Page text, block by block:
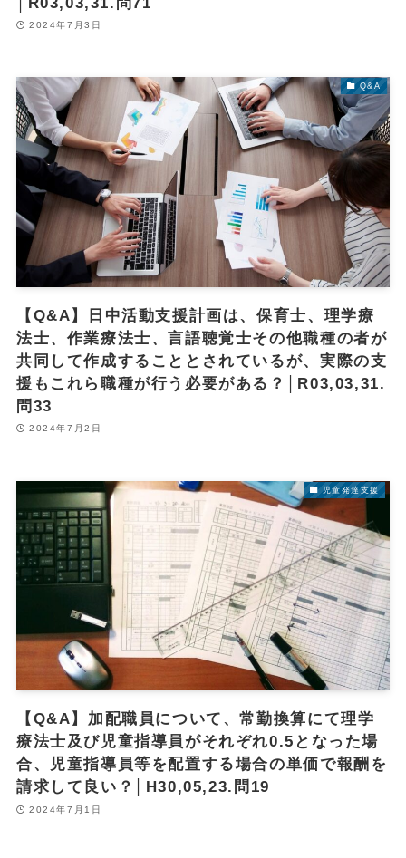
2024年7月3日
Q&A
【Q&A】日中活動支援計画は、保育士、理学療
法士、作業療法士、言語聴覚士その他職種の者が
共同して作成することとされているが、実際の支
援もこれら職種が行う必要がある？│R03,03,31.
問33
2024年7月2日
児童発達支援
【Q&A】加配職員について、常勤換算にて理学
療法士及び児童指導員がそれぞれ0.5となった場
合、児童指導員等を配置する場合の単価で報酬を
請求して良い？│H30,05,23.問19
2024年7月1日